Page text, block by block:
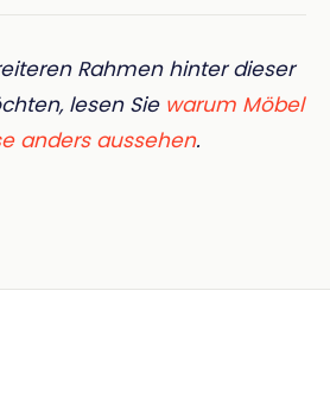
Rahmen hinter dieser
lesen Sie warum Möbel
anders aussehen.